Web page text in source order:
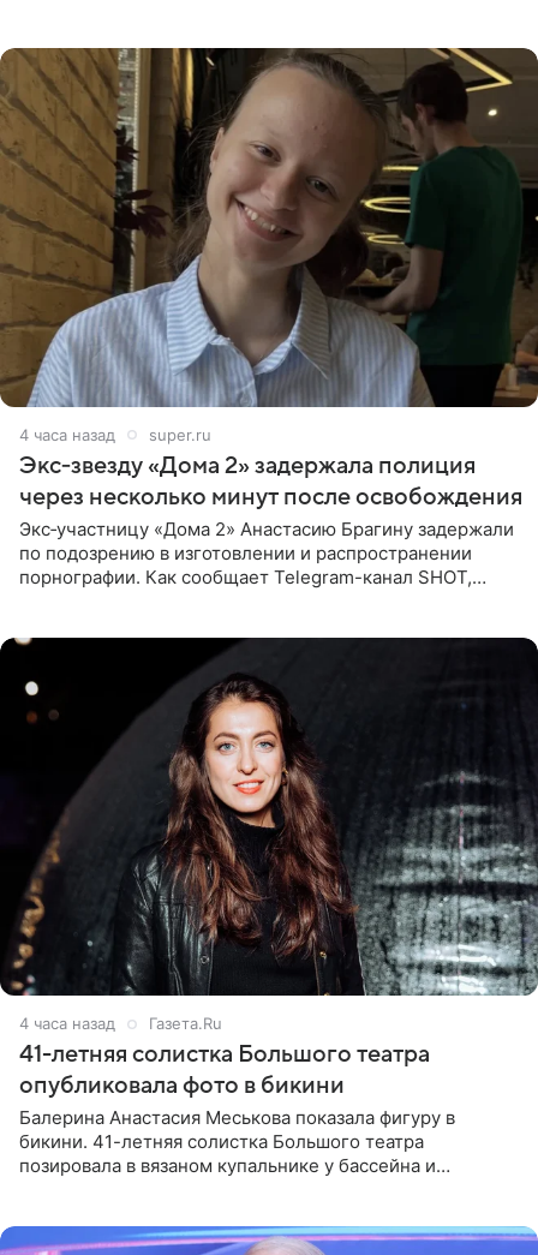
4 часа назад super.ru
Экс‑звезду «Дома 2» задержала полиция
через несколько минут после освобождения
Экс‑участницу «Дома 2» Анастасию Брагину задержали
по подозрению в изготовлении и распространении
порнографии. Как сообщает Telegram-канал SHOT,
4 часа назад Газета.Ru
41-летняя солистка Большого театра
опубликовала фото в бикини
Балерина Анастасия Меськова показала фигуру в
бикини. 41-летняя солистка Большого театра
позировала в вязаном купальнике у бассейна и